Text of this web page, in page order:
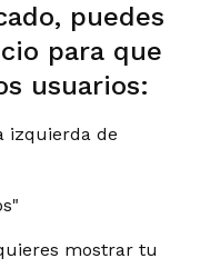
puedes
para que
usuarios:
izquierda de
mostrar tu